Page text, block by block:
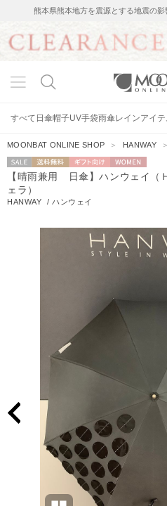
熊本県熊本地方を震源とする地震の
すべて 日傘帽子UV手袋雨傘レインアイテ
MOONBAT ONLINE SHOP ＞ HANWAY
セー
ル
送料無料
ギフト向
け
WOMEN
【晴雨兼用 日傘】ハンウェイ（
ェラ）
HANWAY /ハンウェイ